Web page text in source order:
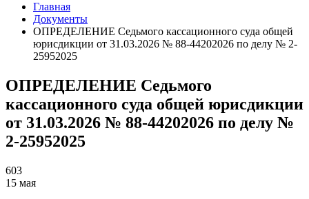
Главная
Документы
ОПРЕДЕЛЕНИЕ Седьмого кассационного суда общей
юрисдикции от 31.03.2026 № 88-44202026 по делу № 2-
25952025
ОПРЕДЕЛЕНИЕ Седьмого
кассационного суда общей юрисдикции
от 31.03.2026 № 88-44202026 по делу №
2-25952025
603
15 мая